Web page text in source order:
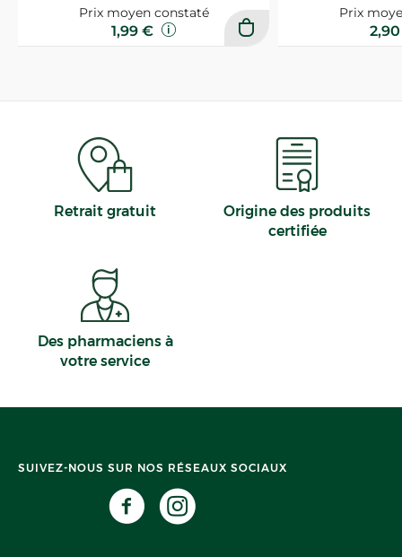
Prix moyen constaté
1,99 €
Prix
Retrait gratuit
Origine des produits
certifiée
Des pharmaciens à
votre service
SUIVEZ-NOUS SUR NOS RÉSEAUX SOCIAUX